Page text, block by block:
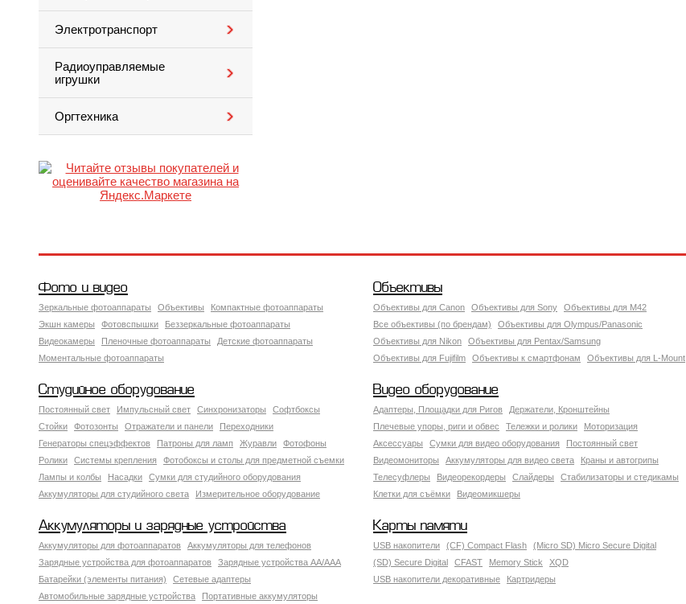
Электротранспорт
Радиоуправляемые
игрушки
Оргтехника
Фото и видео
Зеркальные фотоаппараты Объективы
Компактные фотоаппараты
Экшн камеры
Фотовспышки
Беззеркальные фотоаппараты
Видеокамеры
Пленочные фотоаппараты
Детские фотоаппараты
Моментальные фотоаппараты
Объективы
Объективы для Canon Объективы для Sony
Объективы для M42
Все объективы (по брендам)
Объективы для Olympus/Panasonic
Объективы для Nikon
Объективы для Pentax/Samsung
Объективы для Fujifilm
Объективы к смартфонам Объективы для L-Mount
Студийное оборудование
Постоянный свет Импульсный свет Синхронизаторы
Софтбоксы
Стойки
Фотозонты Отражатели и панели
Переходники
Генераторы спецэффектов
Патроны для ламп Журавли
Фотофоны
Ролики
Системы крепления
Фотобоксы и столы для предметной съемки
Лампы и колбы
Насадки
Сумки для студийного оборудования
Аккумуляторы для студийного света
Измерительное оборудование
Видео оборудование
Адаптеры, Площадки для Ригов
Держатели, Кронштейны
Плечевые упоры, риги и обвес
Тележки и ролики
Моторизация
Аксессуары
Сумки для видео оборудования
Постоянный свет
Видеомониторы
Аккумуляторы для видео света
Краны и автогрипы
Телесуфлеры
Видеорекордеры Слайдеры
Стабилизаторы и стедикамы
Клетки для съёмки
Видеомикшеры
Аккумуляторы и зарядные устройства
Аккумуляторы для фотоаппаратов
Аккумуляторы для телефонов
Зарядные устройства для фотоаппаратов
Зарядные устройства AA/AAA
Батарейки (элементы питания)
Сетевые адаптеры
Автомобильные зарядные устройства
Портативные аккумуляторы
Карты памяти
USB накопители (CF) Compact Flash
(Micro SD) Micro Secure Digital
(SD) Secure Digital
CFAST Memory Stick
XQD
USB накопители декоративные
Картридеры